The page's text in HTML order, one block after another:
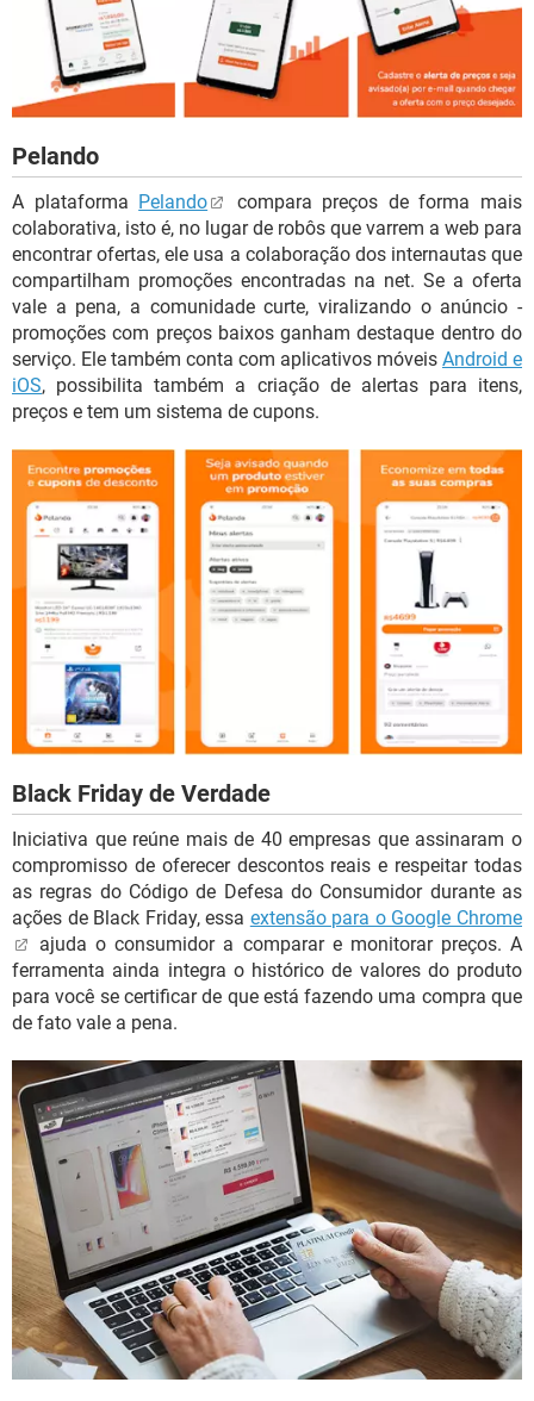
Pelando
A plataforma Pelando
compara preços de forma mais
colaborativa, isto é, no lugar de robôs que varrem a web para
encontrar ofertas, ele usa a colaboração dos internautas que
compartilham promoções encontradas na net. Se a oferta
vale a pena, a comunidade curte, viralizando o anúncio -
promoções com preços baixos ganham destaque dentro do
serviço. Ele também conta com aplicativos móveis Android e
iOS, possibilita também a criação de alertas para itens,
preços e tem um sistema de cupons.
Black Friday de Verdade
Iniciativa que reúne mais de 40 empresas que assinaram o
compromisso de oferecer descontos reais e respeitar todas
as regras do Código de Defesa do Consumidor durante as
ações de Black Friday, essa extensão para o Google Chrome
ajuda o consumidor a comparar e monitorar preços. A
ferramenta ainda integra o histórico de valores do produto
para você se certificar de que está fazendo uma compra que
de fato vale a pena.